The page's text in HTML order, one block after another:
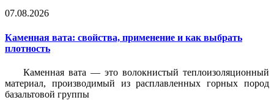
07.08.2026
Каменная вата: свойства, применение и как выбрать
плотность
Каменная вата — это волокнистый теплоизоляционный
материал, производимый из расплавленных горных пород
базальтовой группы